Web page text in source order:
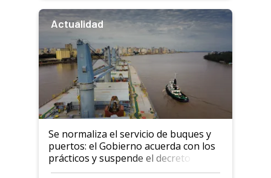
Actualidad
Se normaliza el servicio de buques y
puertos: el Gobierno acuerda con los
prácticos y suspende el decreto de
desregulación